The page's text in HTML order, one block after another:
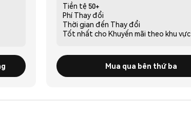
Tiền tệ 50+
Phí Thay đổi
Thời gian đến Thay đổi
Tốt nhất cho Khuyến mãi theo khu vực
Mua qua bên thứ ba